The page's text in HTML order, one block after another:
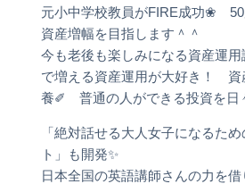
元小中学校教員がFIRE成功❀ 50
資産増幅を目指します＾＾
今も老後も楽しみになる資産運
で増える資産運用が大好き！ 資
養✐ 普通の人ができる投資を日
「絶対話せる大人女子になるた
ト」も開発✨
日本全国の英語講師さんの力を